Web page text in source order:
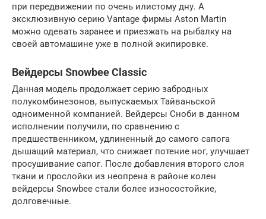
при передвижении по очень илистому дну. А
эксклюзивную серию Vantage фирмы Aston Martin
можно одевать заранее и приезжать на рыбалку на
своей автомашине уже в полной экипировке.
Вейдерсы Snowbee Classic
Данная модель продолжает серию забродных
полукомбинезонов, выпускаемых Тайваньской
одноименной компанией. Вейдерсы Сноби в данном
исполнении получили, по сравнению с
предшественником, удлиненный до самого сапога
дышащий материал, что снижает потение ног, улучшает
просушивание сапог. После добавления второго слоя
ткани и прослойки из неопрена в районе колен
вейдерсы Snowbee стали более износостойкие,
долговечные.